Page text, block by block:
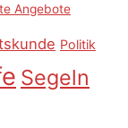
Angebote
Politik
Segeln